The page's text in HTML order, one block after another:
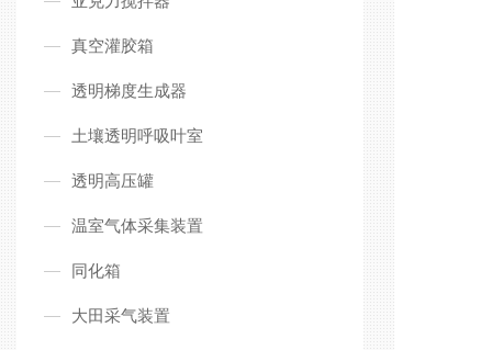
真空灌胶箱
透明梯度生成器
土壤透明呼吸叶室
透明高压罐
温室气体采集装置
同化箱
大田采气装置